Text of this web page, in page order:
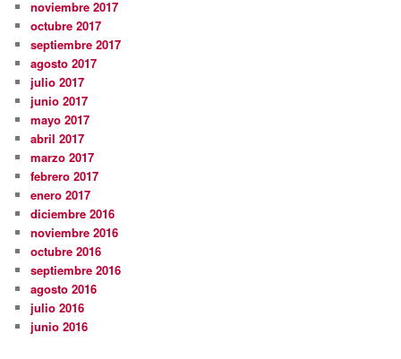
noviembre 2017
octubre 2017
septiembre 2017
agosto 2017
julio 2017
junio 2017
mayo 2017
abril 2017
marzo 2017
febrero 2017
enero 2017
diciembre 2016
noviembre 2016
octubre 2016
septiembre 2016
agosto 2016
julio 2016
junio 2016